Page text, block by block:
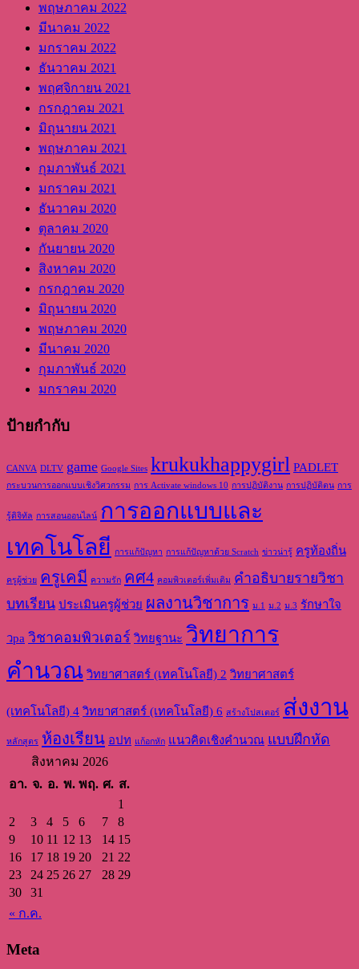
พฤษภาคม 2022
มีนาคม 2022
มกราคม 2022
ธันวาคม 2021
พฤศจิกายน 2021
กรกฎาคม 2021
มิถุนายน 2021
พฤษภาคม 2021
กุมภาพันธ์ 2021
มกราคม 2021
ธันวาคม 2020
ตุลาคม 2020
กันยายน 2020
สิงหาคม 2020
กรกฎาคม 2020
มิถุนายน 2020
พฤษภาคม 2020
มีนาคม 2020
กุมภาพันธ์ 2020
มกราคม 2020
ป้ายกำกับ
CANVA DLTV game Google Sites krukukhappygirl PADLET
กระบวนการออกแบบเชิงวิศวกรรม การ Activate windows 10 การปฏิบัติงาน การปฏิบัติตน การ
รู้ดิจิทัล การสอนออนไลน์ การออกแบบและ
เทคโนโลยี การแก้ปัญหา การแก้ปัญหาด้วย Scratch ข่าวน่ารู้ ครูท้องถิ่น
ครูผู้ช่วย ครูเคมี ความรัก คศ4 คอมพิวเตอร์เพิ่มเติม คำอธิบายรายวิชา
บทเรียน ประเมินครูผู้ช่วย ผลงานวิชาการ ม.1 ม.2 ม.3 รักษาใจ
วpa วิชาคอมพิวเตอร์ วิทยฐานะ วิทยาการ
คำนวณ วิทยาศาสตร์ (เทคโนโลยี) 2 วิทยาศาสตร์
(เทคโนโลยี) 4 วิทยาศาสตร์ (เทคโนโลยี) 6 สร้างโปสเตอร์ ส่งงาน
หลักสูตร ห้องเรียน อปท แก้อกหัก แนวคิดเชิงคำนวณ แบบฝึกหัด
สิงหาคม 2026
อา. จ. อ. พ. พฤ. ศ. ส.
« ก.ค.
1
2
3 4 5 6 7
8
9
10 11 12 13 14 15
16
17 18 19 20 21 22
23
24 25 26 27 28 29
30
31
Meta